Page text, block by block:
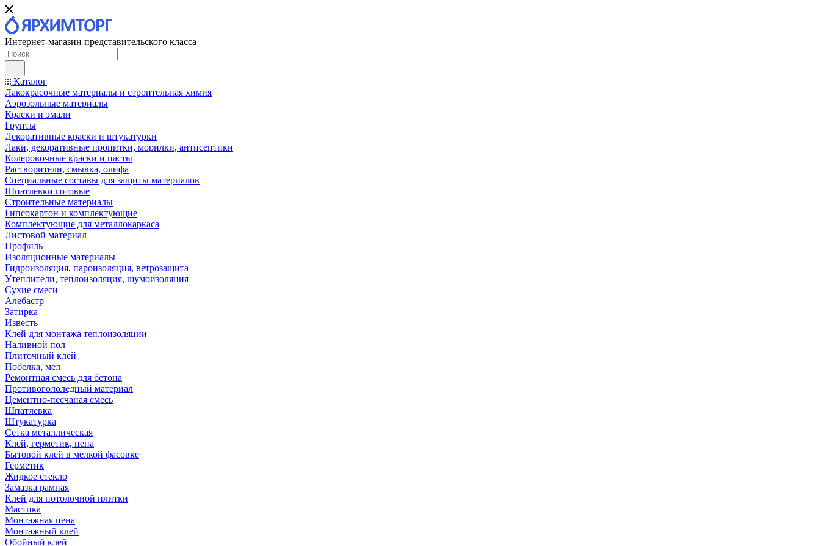
Интернет-магазин представительского класса
Каталог
Лакокрасочные материалы и строительная химия
Аэрозольные материалы
Краски и эмали
Грунты
Декоративные краски и штукатурки
Лаки, декоративные пропитки, морилки, антисептики
Колеровочные краски и пасты
Растворители, смывка, олифа
Специальные составы для защиты материалов
Шпатлевки готовые
Строительные материалы
Гипсокартон и комплектующие
Комплектующие для металлокаркаса
Листовой материал
Профиль
Изоляционные материалы
Гидроизоляция, пароизоляция, ветрозащита
Утеплители, теплоизоляция, шумоизоляция
Сухие смеси
Алебастр
Затирка
Известь
Клей для монтажа теплоизоляции
Наливной пол
Плиточный клей
Побелка, мел
Ремонтная смесь для бетона
Противогололедный материал
Цементно-песчаная смесь
Шпатлевка
Штукатурка
Сетка металлическая
Клей, герметик, пена
Бытовой клей в мелкой фасовке
Герметик
Жидкое стекло
Замазка рамная
Клей для потолочной плитки
Мастика
Монтажная пена
Монтажный клей
Обойный клей